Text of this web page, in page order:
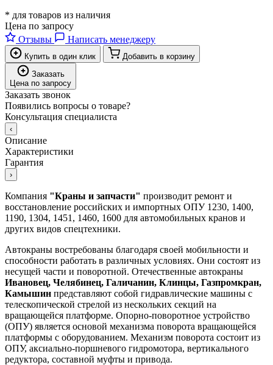
* для товаров из наличия
Цена по запросу
Отзывы
Написать менеджеру
Купить в один клик
Добавить в корзину
Заказать
Цена по запросу
Заказать звонок
Появились вопросы о товаре?
Консультация специалиста
‹
Описание
Характеристики
Гарантия
›
Компания "Краны и запчасти" производит ремонт и
восстановление российских и импортных ОПУ 1230, 1400,
1190, 1304, 1451, 1460, 1600 для автомобильных кранов и
других видов спецтехники.
Автокраны востребованы благодаря своей мобильности и
способности работать в различных условиях. Они состоят из
несущей части и поворотной. Отечественные автокраны
Ивановец, Челябинец, Галичанин, Клинцы, Газпромкран,
Камышин представляют собой гидравлические машины с
телескопической стрелой из нескольких секций на
вращающейся платформе. Опорно-поворотное устройство
(ОПУ) является основой механизма поворота вращающейся
платформы с оборудованием. Механизм поворота состоит из
ОПУ, аксиально-поршневого гидромотора, вертикального
редуктора, составной муфты и привода.